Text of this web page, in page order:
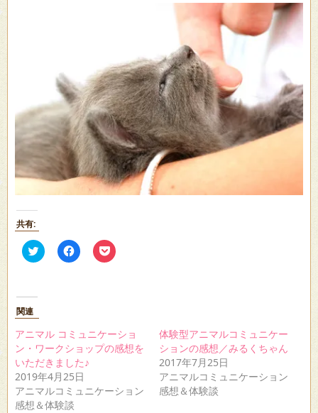
共有:
ク
リ
有
(新
し
い
ウ
ィ
ン
ド
ウ
Facebook
で
リ
ッ
ク
し
て
く
だ
さ
ク
リ
ェ
ア
(新
ィ
ン
関連
アニマル コミュニケーショ
ン・ワークショップの感想を
いただきました♪
2019年4月25日
アニマルコミュニケーション
感想＆体験談
体験型アニマルコミュニケー
ションの感想／みるくちゃん
2017年7月25日
アニマルコミュニケーション
感想＆体験談